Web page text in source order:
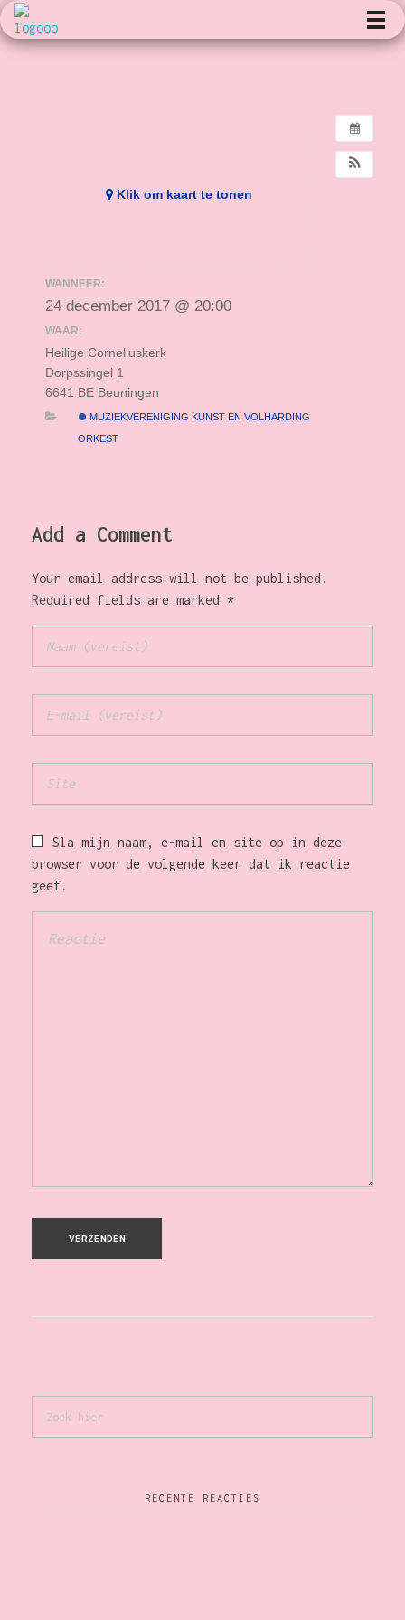
Kunst en Volharding
Klik om kaart te tonen
WANNEER:
24 december 2017 @ 20:00
WAAR:
Heilige Corneliuskerk
Dorpssingel 1
6641 BE Beuningen
MUZIEKVERENIGING KUNST EN VOLHARDING
ORKEST
Add a Comment
Your email address will not be published.
Required fields are marked *
Sla mijn naam, e-mail en site op in deze
browser voor de volgende keer dat ik reactie
geef.
RECENTE REACTIES